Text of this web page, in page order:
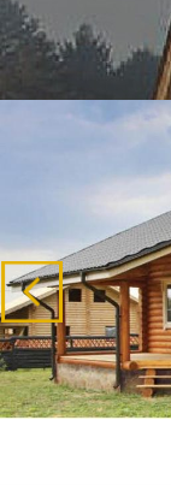
ВЫ